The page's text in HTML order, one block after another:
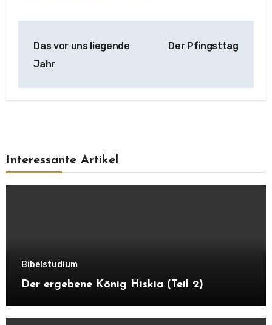
Das vor uns liegende
Jahr
Der Pfingsttag
Interessante Artikel
Bibelstudium
Der ergebene König Hiskia (Teil 2)